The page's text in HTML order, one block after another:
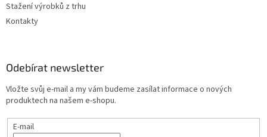
Stažení výrobků z trhu
Kontakty
Odebírat newsletter
Vložte svůj e-mail a my vám budeme zasílat informace o nových
produktech na našem e-shopu.
E-mail